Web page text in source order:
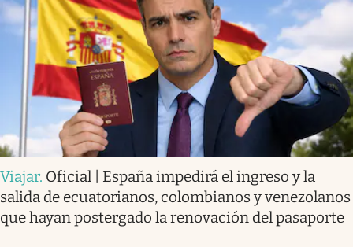
Viajar. Oficial | España impedirá el ingreso y la
salida de ecuatorianos, colombianos y venezolanos
que hayan postergado la renovación del pasaporte